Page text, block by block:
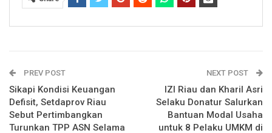
PREV POST
Sikapi Kondisi Keuangan
Defisit, Setdaprov Riau
Sebut Pertimbangkan
Turunkan TPP ASN Selama
NEXT POST
IZI Riau dan Kharil Asri
Selaku Donatur Salurkan
Bantuan Modal Usaha
untuk 8 Pelaku UMKM di